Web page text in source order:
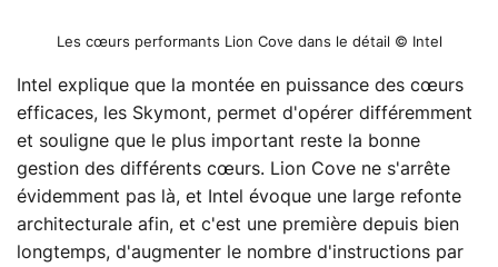
Les cœurs performants Lion Cove dans le détail © Intel
Intel explique que la montée en puissance des cœurs
efficaces, les Skymont, permet d'opérer différemment
et souligne que le plus important reste la bonne
gestion des différents cœurs. Lion Cove ne s'arrête
évidemment pas là, et Intel évoque une large refonte
architecturale afin, et c'est une première depuis bien
longtemps, d'augmenter le nombre d'instructions par